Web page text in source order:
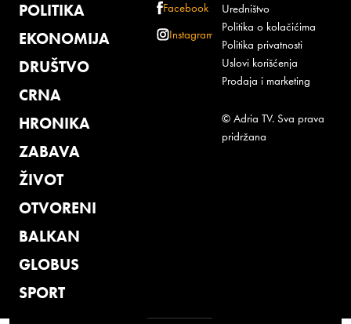
POLITIKA
EKONOMIJA
DRUŠTVO
CRNA
HRONIKA
ZABAVA
ŽIVOT
OTVORENI
BALKAN
GLOBUS
SPORT
Facebook
Instagram
Uredništvo
Politika o kolačićima
Politika privatnosti
Uslovi korišćenja
Prodaja i marketing
© Adria TV. Sva prava
pridržana